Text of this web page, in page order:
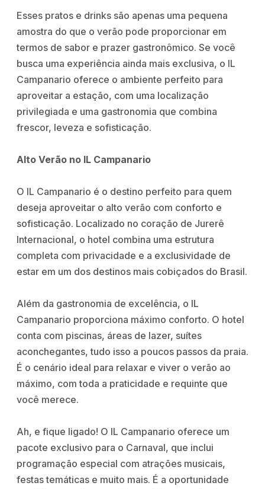
Esses pratos e drinks são apenas uma pequena
amostra do que o verão pode proporcionar em
termos de sabor e prazer gastronômico. Se você
busca uma experiência ainda mais exclusiva, o IL
Campanario oferece o ambiente perfeito para
aproveitar a estação, com uma localização
privilegiada e uma gastronomia que combina
frescor, leveza e sofisticação.
Alto Verão no IL Campanario
O IL Campanario é o destino perfeito para quem
deseja aproveitar o alto verão com conforto e
sofisticação. Localizado no coração de Jurerê
Internacional, o hotel combina uma estrutura
completa com privacidade e a exclusividade de
estar em um dos destinos mais cobiçados do Brasil.
Além da gastronomia de excelência, o IL
Campanario proporciona máximo conforto. O hotel
conta com piscinas, áreas de lazer, suítes
aconchegantes, tudo isso a poucos passos da praia.
É o cenário ideal para relaxar e viver o verão ao
máximo, com toda a praticidade e requinte que
você merece.
Ah, e fique ligado! O IL Campanario oferece um
pacote exclusivo para o Carnaval, que inclui
programação especial com atrações musicais,
festas temáticas e muito mais. É a oportunidade